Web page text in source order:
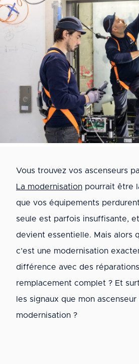
Vous trouvez vos ascenseurs
La modernisation pourrait être
que vos équipements
seule est parfois insuffisante,
devient essentielle. Mais alors
c’est une modernisation
différence avec des
remplacement complet ? Et
les signaux que mon ascenseur
modernisation ?